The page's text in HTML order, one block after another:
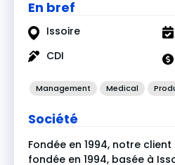
En bref
Issoire
CDI
Management Medical
Société
Fondée en 1994, notre
fondée en 1994, basée à